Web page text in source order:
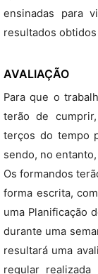
ensinadas para
resultados
AVALIAÇÃO
Para que o
terão de
terços do tempo
sendo, no
Os formandos
forma escrita,
uma Planificação
durante uma
resultará uma
regular